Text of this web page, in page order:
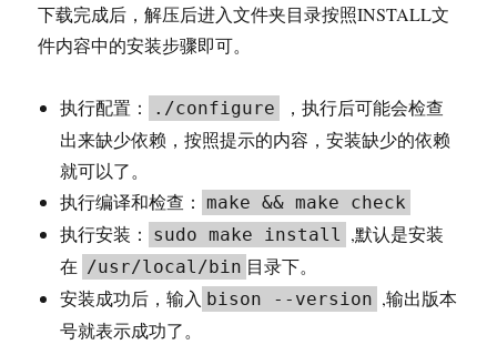
下载完成后，解压后进入文件夹目录按照INSTALL文
件内容中的安装步骤即可。
执行配置： ./configure
，执行后可能会检查
出来缺少依赖，按照提示的内容，安装缺少的依赖
就可以了。
执行编译和检查：
make && make check
执行安装： sudo make install ,默认是安装
在 /usr/local/bin 目录下。
安装成功后，输入 bison --version ,输出版本
号就表示成功了。